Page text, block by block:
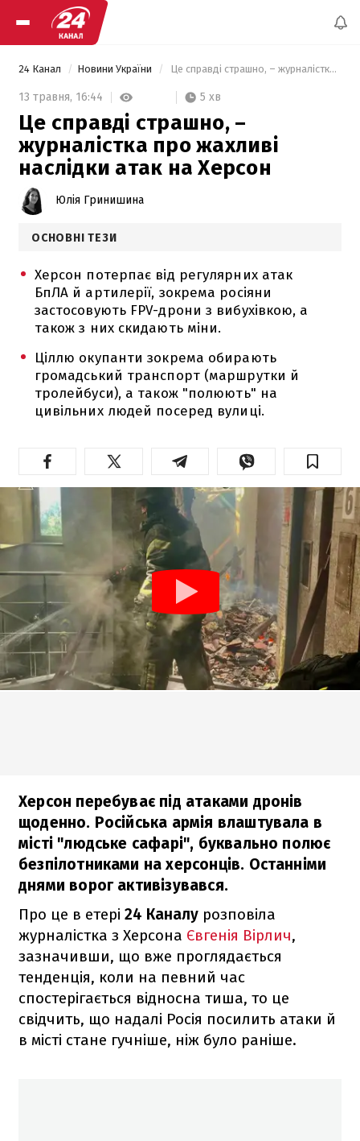
24 Канал Новини України Це справді страшно, – журналістка про жахливі наслідки атак на Херсон
13 травня, 16:44 5 хв
Це справді страшно, –
журналістка про жахливі
наслідки атак на Херсон
Юлія Гринишина
ОСНОВНІ ТЕЗИ
Херсон потерпає від регулярних атак
БпЛА й артилерії, зокрема росіяни
застосовують FPV-дрони з вибухівкою, а
також з них скидають міни.
Ціллю окупанти зокрема обирають
громадський транспорт (маршрутки й
тролейбуси), а також "полюють" на
цивільних людей посеред вулиці.
Херсон перебуває під атаками дронів
щоденно. Російська армія влаштувала в
місті "людське сафарі", буквально полює
безпілотниками на херсонців. Останніми
днями ворог активізувався.
Про це в етері 24 Каналу розповіла
журналістка з Херсона Євгенія Вірлич,
зазначивши, що вже проглядається
тенденція, коли на певний час
спостерігається відносна тиша, то це
свідчить, що надалі Росія посилить атаки й
в місті стане гучніше, ніж було раніше.